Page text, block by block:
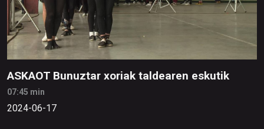
ASKAOT Bunuztar xoriak taldearen eskutik
07:45 min
2024-06-17